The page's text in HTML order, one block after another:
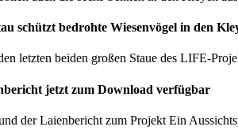
schützt bedrohte Wiesenvögel in den
letzten beiden großen Staue des LIFE-
jetzt zum Download verfügbar
der Laienbericht zum Projekt Ein